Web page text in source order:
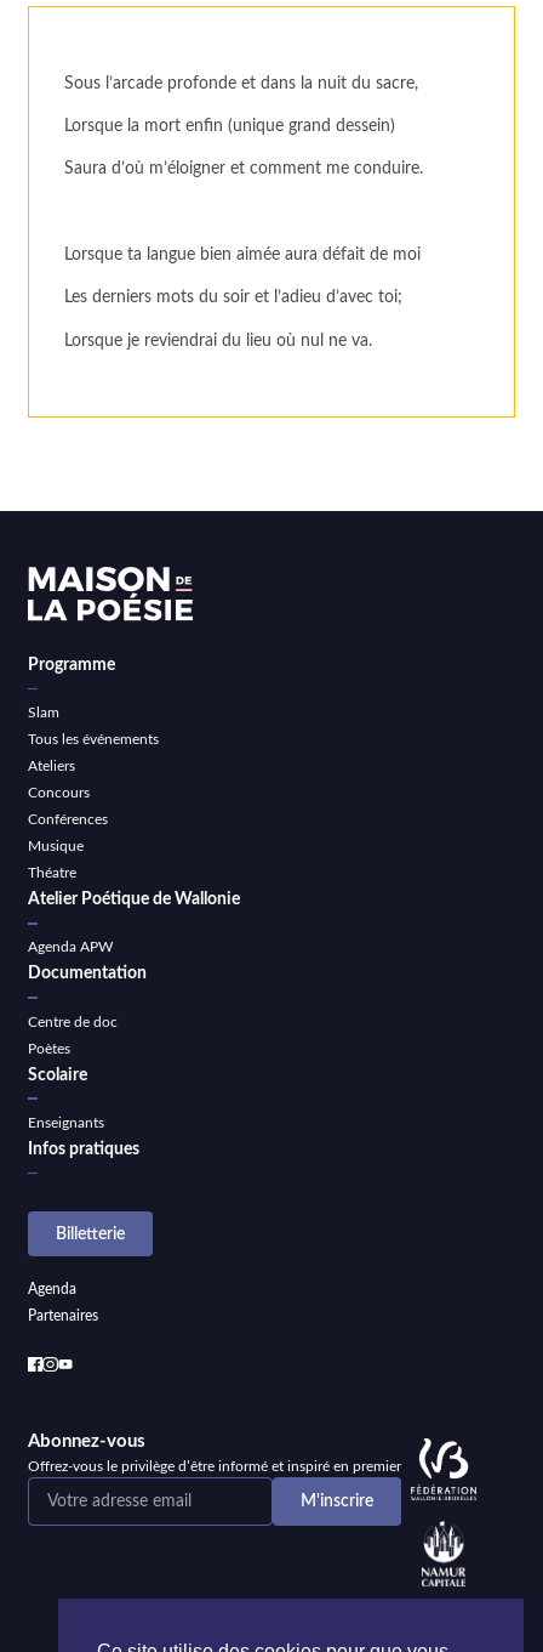
Sous l’arcade profonde et dans la nuit du sacre,
Lorsque la mort enfin (unique grand dessein)
Saura d’où m’éloigner et comment me conduire.
Lorsque ta langue bien aimée aura défait de moi
Les derniers mots du soir et l’adieu d’avec toi;
Lorsque je reviendrai du lieu où nul ne va.
Programme
Slam
Tous les événements
Ateliers
Concours
Conférences
Musique
Théatre
Atelier Poétique de Wallonie
Agenda APW
Documentation
Centre de doc
Poètes
Scolaire
Enseignants
Infos pratiques
Billetterie
Agenda
Partenaires
Abonnez-vous
Offrez-vous le privilège d’être informé et inspiré en premier